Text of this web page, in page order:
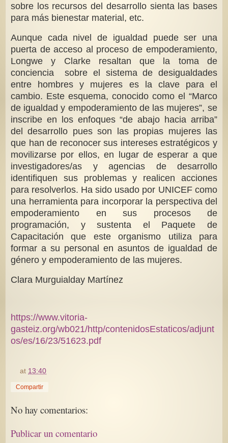
sobre los recursos del desarrollo sienta las bases
para más bienestar material, etc.
Aunque cada nivel de igualdad puede ser una
puerta de acceso al proceso de empoderamiento,
Longwe y Clarke resaltan que la toma de
conciencia sobre el sistema de desigualdades
entre hombres y mujeres es la clave para el
cambio. Este esquema, conocido como el “Marco
de igualdad y empoderamiento de las mujeres”, se
inscribe en los enfoques “de abajo hacia arriba”
del desarrollo pues son las propias mujeres las
que han de reconocer sus intereses estratégicos y
movilizarse por ellos, en lugar de esperar a que
investigadores/as y agencias de desarrollo
identifiquen sus problemas y realicen acciones
para resolverlos. Ha sido usado por UNICEF como
una herramienta para incorporar la perspectiva del
empoderamiento en sus procesos de
programación, y sustenta el Paquete de
Capacitación que este organismo utiliza para
formar a su personal en asuntos de igualdad de
género y empoderamiento de las mujeres.
Clara Murguialday Martínez
https://www.vitoria-
gasteiz.org/wb021/http/contenidosEstaticos/adjunt
os/es/16/23/51623.pdf
at 13:40
Compartir
No hay comentarios:
Publicar un comentario